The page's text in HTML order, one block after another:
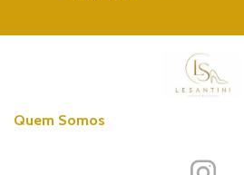
Quem Somos